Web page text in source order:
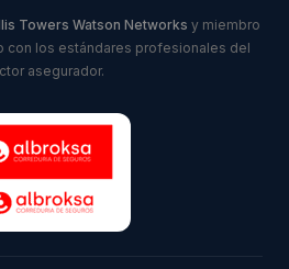
Towers Watson Networks y miembro
con los estándares profesionales del
asegurador.